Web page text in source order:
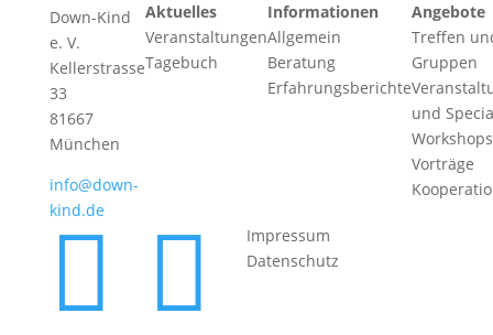
Down-Kind
e. V.
Kellerstrasse
33
81667
München
info@down-
kind.de
Aktuelles
Veranstaltungen
Tagebuch
Informationen
Allgemein
Beratung
Erfahrungsberichte
Angebote
Treffen
Gruppen
und
Vorträge
 
Impressum
Datenschutz